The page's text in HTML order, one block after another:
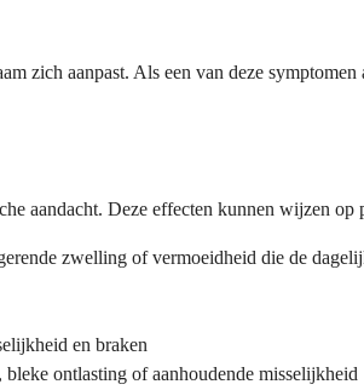
zich aanpast. Als een van deze
aandacht. Deze effecten kunnen wijzen op
zwelling of vermoeidheid die de
en braken
ontlasting of aanhoudende misselijkheid